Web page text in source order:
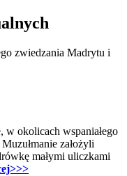
zwiedzania Madrytu i
w okolicach wspaniałego
założyli
małymi uliczkami